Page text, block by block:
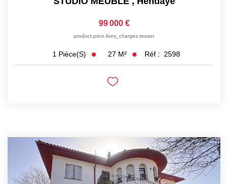
99 000 €
product.price.fees_charges.teaser
1 Pièce(s) 27 M² Réf : 2598